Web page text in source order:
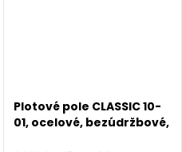
Plotové pole CLASSIC 10-
01, ocelové, bezúdržbové,